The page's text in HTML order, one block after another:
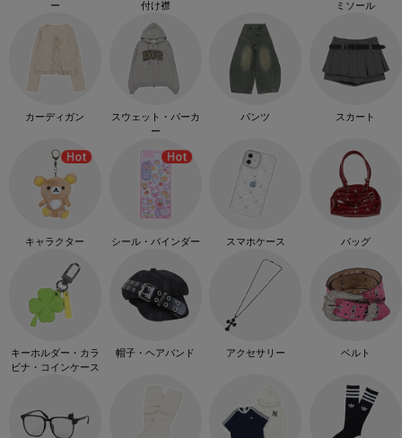
ー
付け襟
ミソール
カーディガン
スウェット・パーカ
ー
パンツ スカート
キャラクター シール・バインダー スマホケース バッグ
キーホルダー・カラ
ビナ・コインケース
帽子・ヘアバンド アクセサリー ベルト